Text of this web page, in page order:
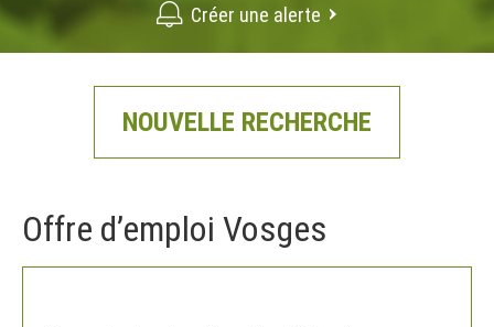
Créer une alerte
NOUVELLE RECHERCHE
Offre d’emploi Vosges